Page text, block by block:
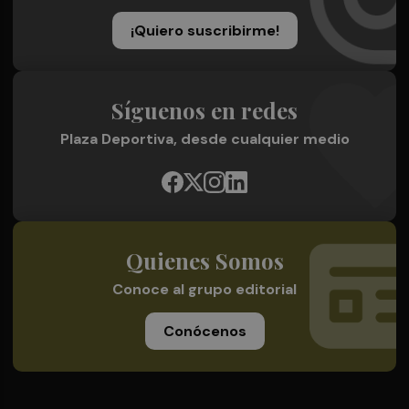
¡Quiero suscribirme!
Síguenos en redes
Plaza Deportiva, desde cualquier medio
Quienes Somos
Conoce al grupo editorial
Conócenos